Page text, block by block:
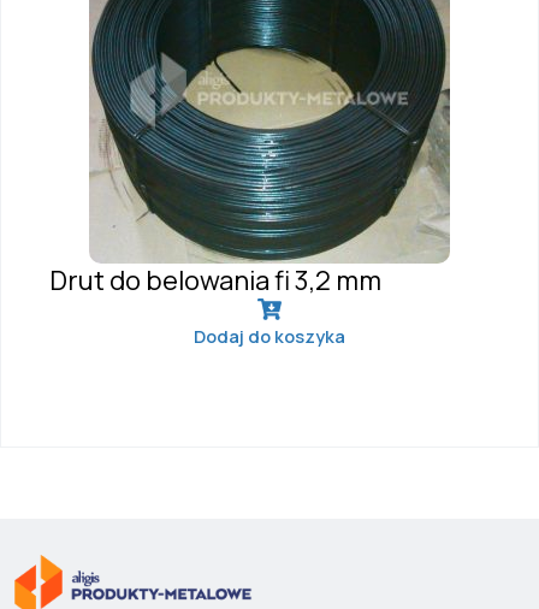
Drut do belowania fi 3,2 mm
Dodaj do koszyka